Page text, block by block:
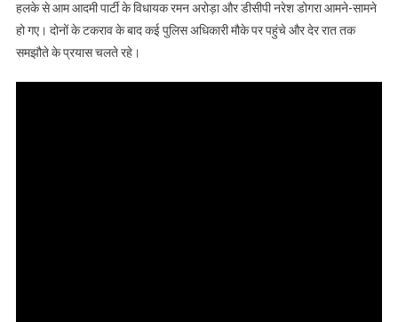
सामने
हलके से आम आदमी पार्टी के विधायक रमन अरोड़ा और डीसीपी नरेश डोगरा आमने-सामने
हो गए। दोनों के टकराव के बाद कई पुलिस अधिकारी मौके पर पहुंचे और देर रात तक
समझौते के प्रयास चलते रहे।